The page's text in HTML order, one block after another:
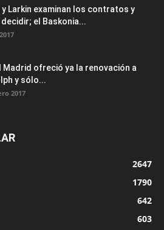
y Larkin examinan los contratos y
el Baskonia...
Madrid ofreció ya la renovación a
y sólo...
2017
2647
1790
642
603